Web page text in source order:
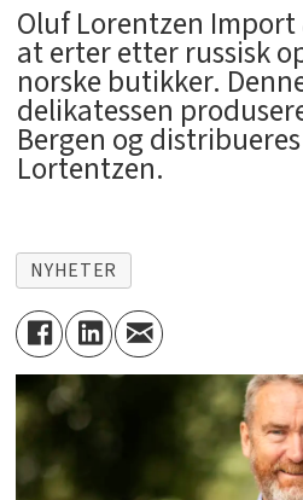
Oluf Lorentzen
at erter etter russisk
norske butikker.
delikatessen
Bergen og
Lortentzen.
NYHETER